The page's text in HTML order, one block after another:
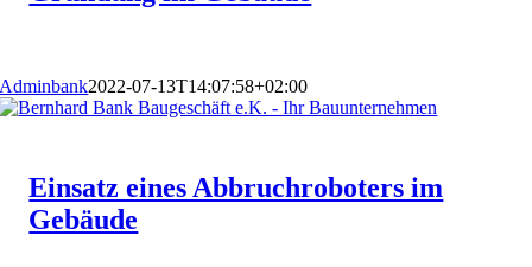
Adminbank2022-07-13T14:07:58+02:00
Einsatz eines Abbruchroboters im
Gebäude